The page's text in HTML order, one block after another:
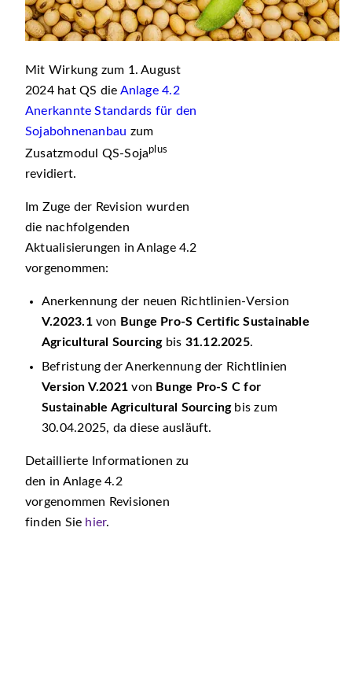
Mit Wirkung zum 1. August
2024 hat QS die Anlage 4.2
Anerkannte Standards für den
Sojabohnenanbau zum
Zusatzmodul QS-Sojaplus
revidiert.
Im Zuge der Revision wurden
die nachfolgenden
Aktualisierungen in Anlage 4.2
vorgenommen:
Anerkennung der neuen Richtlinien-Version
V.2023.1 von Bunge Pro-S Certific Sustainable
Agricultural Sourcing bis 31.12.2025.
Befristung der Anerkennung der Richtlinien
Version V.2021von Bunge Pro-S C for
Sustainable Agricultural Sourcing bis zum
30.04.2025, da diese ausläuft.
Detaillierte Informationen zu
den in Anlage 4.2
vorgenommen Revisionen
finden Sie hier.